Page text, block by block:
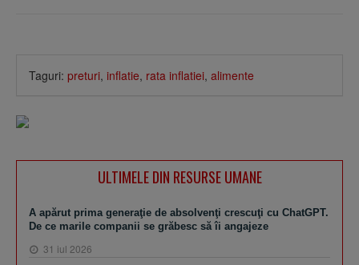
Taguri: preturi, inflatie, rata inflatiei, alimente
ULTIMELE DIN RESURSE UMANE
A apărut prima generaţie de absolvenţi crescuţi cu ChatGPT.
De ce marile companii se grăbesc să îi angajeze
31 iul 2026